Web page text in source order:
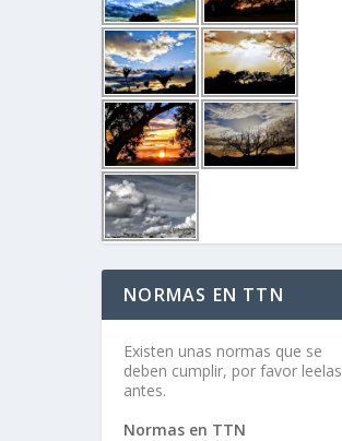
NORMAS EN TTN
Existen unas normas que se
deben cumplir, por favor leelas
antes.
Normas en TTN